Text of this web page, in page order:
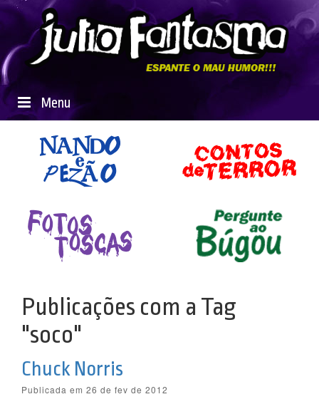
Menu
Publicações com a Tag
"soco"
Chuck Norris
Publicada em 26 de fev de 2012